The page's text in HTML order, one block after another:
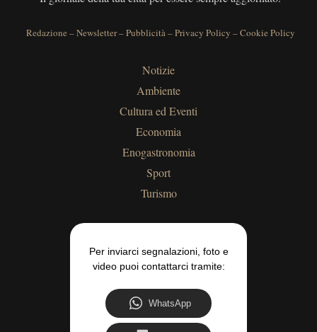
Redazione –Newsletter–Pubblicità–Privacy Policy –Cookie Policy
Notizie
Ambiente
Cultura ed Eventi
Economia
Enogastronomia
Sport
Turismo
Per inviarci segnalazioni, foto e
video puoi contattarci tramite:
WhatsApp